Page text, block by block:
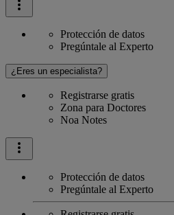
Protección de datos
Pregúntale al Experto
¿Eres un especialista?
Registrarse gratis
Zona para Doctores
Noa Notes
Protección de datos
Pregúntale al Experto